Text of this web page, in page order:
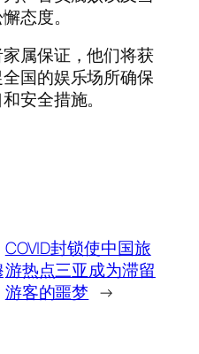
态度。
属保证，他们将获
国的娱乐场所确保
安全措施。
COVID封锁使中国旅
游热点三亚成为滞留
游客的噩梦 →